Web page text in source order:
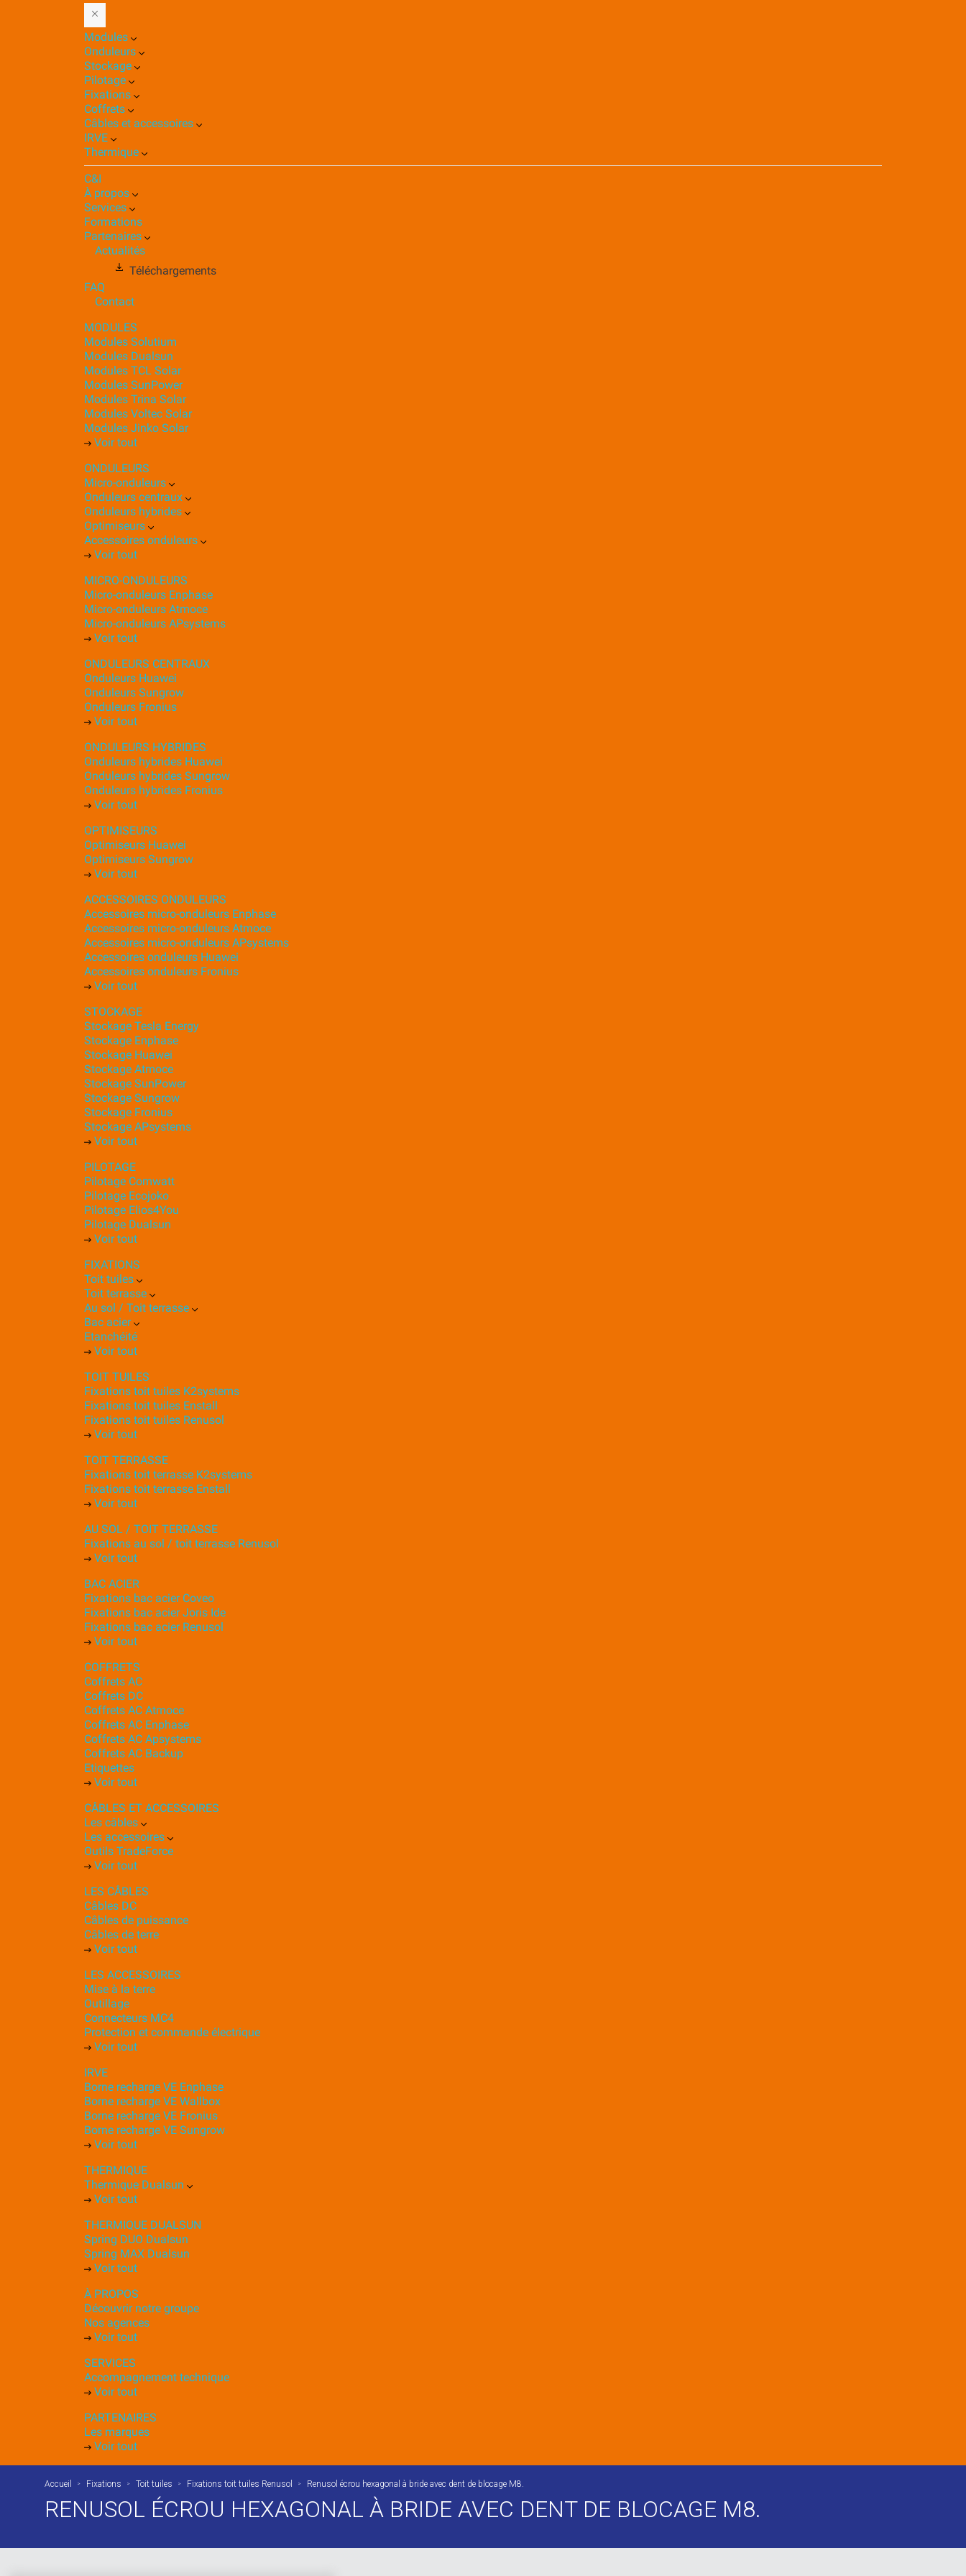
Modules
Onduleurs
Stockage
Pilotage
Fixations
Coffrets
Câbles et accessoires
IRVE
Thermique
C&I
À propos
Services
Formations
Partenaires
Actualités
Téléchargements
FAQ
Contact
MODULES
Modules Solutium
Modules Dualsun
Modules TCL Solar
Modules SunPower
Modules Trina Solar
Modules Voltec Solar
Modules Jinko Solar
Voir tout
ONDULEURS
Micro-onduleurs
Onduleurs centraux
Onduleurs hybrides
Optimiseurs
Accessoires onduleurs
Voir tout
MICRO-ONDULEURS
Micro-onduleurs Enphase
Micro-onduleurs Atmoce
Micro-onduleurs APsystems
Voir tout
ONDULEURS CENTRAUX
Onduleurs Huawei
Onduleurs Sungrow
Onduleurs Fronius
Voir tout
ONDULEURS HYBRIDES
Onduleurs hybrides Huawei
Onduleurs hybrides Sungrow
Onduleurs hybrides Fronius
Voir tout
OPTIMISEURS
Optimiseurs Huawei
Optimiseurs Sungrow
Voir tout
ACCESSOIRES ONDULEURS
Accessoires micro-onduleurs Enphase
Accessoires micro-onduleurs Atmoce
Accessoires micro-onduleurs APsystems
Accessoires onduleurs Huawei
Accessoires onduleurs Fronius
Voir tout
STOCKAGE
Stockage Tesla Energy
Stockage Enphase
Stockage Huawei
Stockage Atmoce
Stockage SunPower
Stockage Sungrow
Stockage Fronius
Stockage APsystems
Voir tout
PILOTAGE
Pilotage Comwatt
Pilotage Ecojoko
Pilotage Elios4You
Pilotage Dualsun
Voir tout
FIXATIONS
Toit tuiles
Toit terrasse
Au sol / Toit terrasse
Bac acier
Etanchéité
Voir tout
TOIT TUILES
Fixations toit tuiles K2systems
Fixations toit tuiles Enstall
Fixations toit tuiles Renusol
Voir tout
TOIT TERRASSE
Fixations toit terrasse K2systems
Fixations toit terrasse Enstall
Voir tout
AU SOL / TOIT TERRASSE
Fixations au sol / toit terrasse Renusol
Voir tout
BAC ACIER
Fixations bac acier Coveo
Fixations bac acier Joris Ide
Fixations bac acier Renusol
Voir tout
COFFRETS
Coffrets AC
Coffrets DC
Coffrets AC Atmoce
Coffrets AC Enphase
Coffrets AC Apsystems
Coffrets AC Backup
Etiquettes
Voir tout
CÂBLES ET ACCESSOIRES
Les câbles
Les accessoires
Outils TradeForce
Voir tout
LES CÂBLES
Câbles DC
Câbles de puissance
Câbles de terre
Voir tout
LES ACCESSOIRES
Mise à la terre
Outillage
Connecteurs MC4
Protection et commande électrique
Voir tout
IRVE
Borne recharge VE Enphase
Borne recharge VE Wallbox
Borne recharge VE Fronius
Borne recharge VE Sungrow
Voir tout
THERMIQUE
Thermique Dualsun
Voir tout
THERMIQUE DUALSUN
Spring DUO Dualsun
Spring MAX Dualsun
Voir tout
À PROPOS
Découvrir notre groupe
Nos agences
Voir tout
SERVICES
Accompagnement technique
Voir tout
PARTENAIRES
Les marques
Voir tout
Accueil Fixations Toit tuiles Fixations toit tuiles Renusol Renusol écrou hexagonal à bride avec dent de blocage M8.
RENUSOL ÉCROU HEXAGONAL À BRIDE AVEC DENT DE BLOCAGE M8.